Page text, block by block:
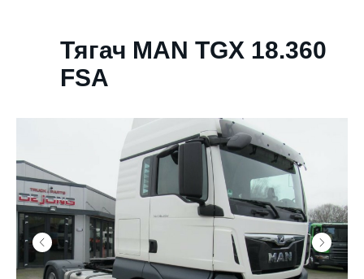
Тягач MAN TGX 18.360
FSA